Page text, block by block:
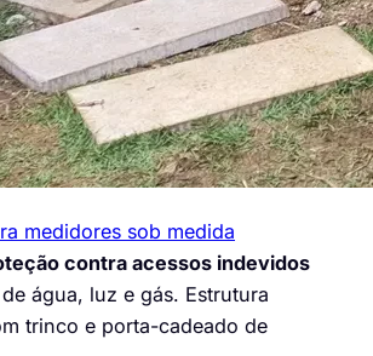
medidores sob medida
contra acessos indevidos
água, luz e gás. Estrutura
trinco e porta-cadeado de